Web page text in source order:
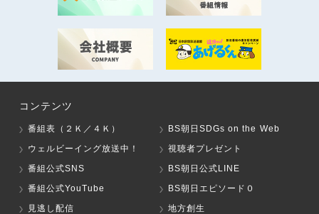
コンテンツ
番組表（２Ｋ／４Ｋ）
BS朝日SDGs on the Web
ウェルビーイング放送中！
視聴者プレゼント
番組公式SNS
BS朝日公式LINE
番組公式YouTube
BS朝日エピソード０
見逃し配信
地方創生